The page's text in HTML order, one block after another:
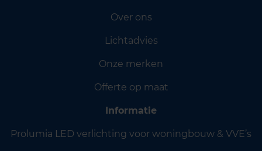
Over ons
Lichtadvies
Onze merken
Offerte op maat
Informatie
Prolumia LED verlichting voor woningbouw & VVE’s